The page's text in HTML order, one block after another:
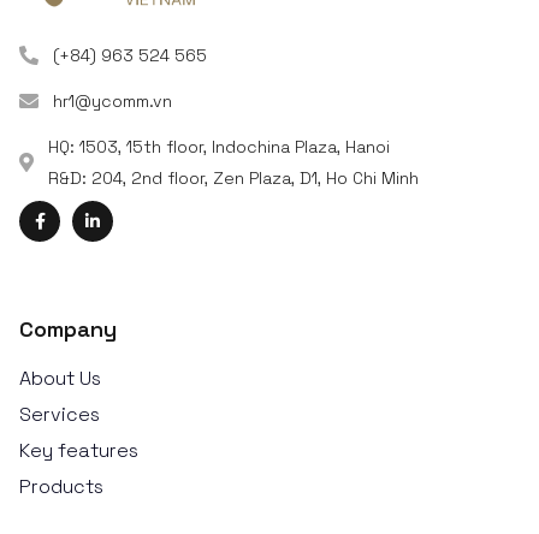
(+84) 963 524 565
hr1@ycomm.vn
HQ: 1503, 15th floor, Indochina Plaza, Hanoi
R&D: 204, 2nd floor, Zen Plaza, D1, Ho Chi Minh
Company
About Us
Services
Key features
Products